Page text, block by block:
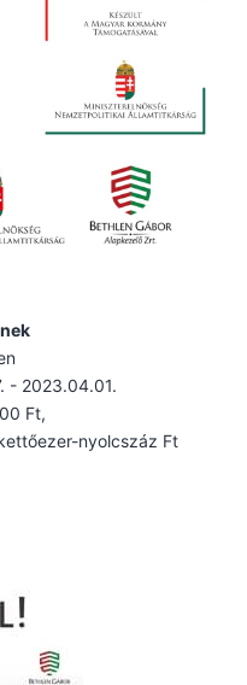
- 2023.04.01.
Ft,
nyolcszáz Ft